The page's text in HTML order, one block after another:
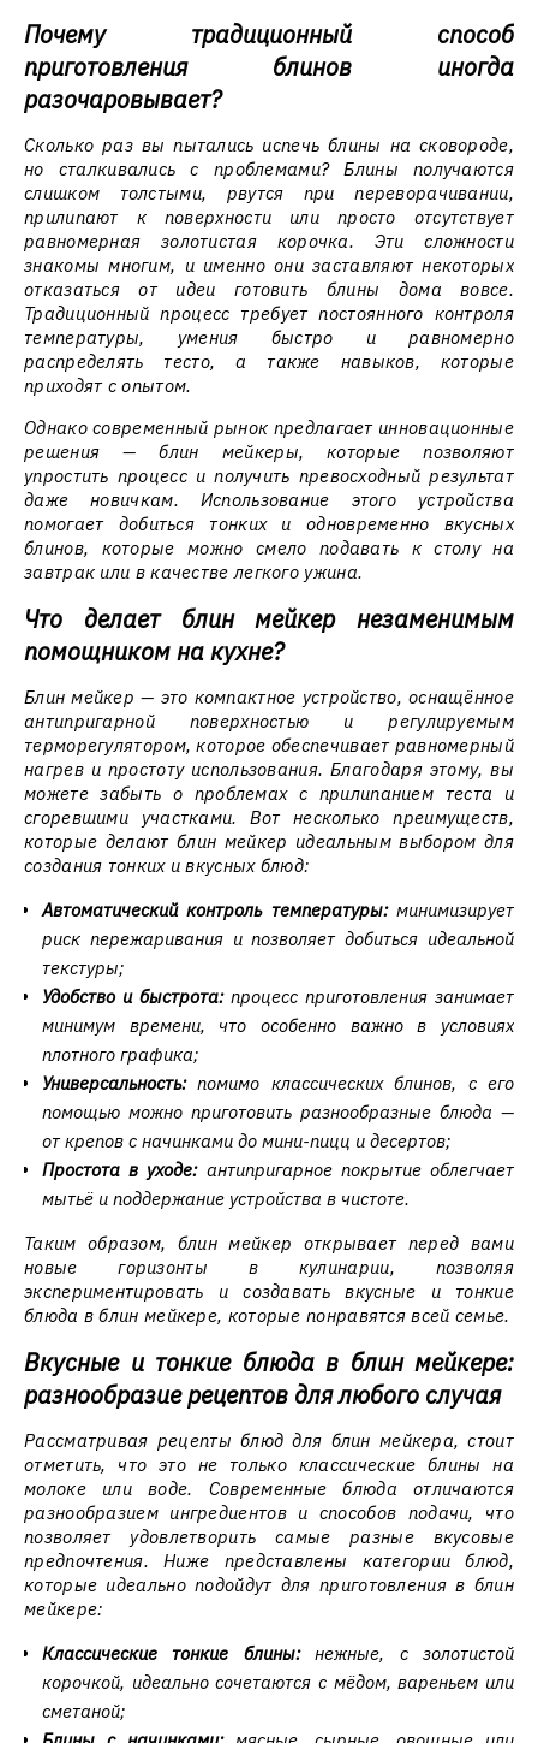
Почему традиционный способ
приготовления блинов иногда
разочаровывает?
Сколько раз вы пытались испечь блины на сковороде,
но сталкивались с проблемами? Блины получаются
слишком толстыми, рвутся при переворачивании,
прилипают к поверхности или просто отсутствует
равномерная золотистая корочка. Эти сложности
знакомы многим, и именно они заставляют некоторых
отказаться от идеи готовить блины дома вовсе.
Традиционный процесс требует постоянного контроля
температуры, умения быстро и равномерно
распределять тесто, а также навыков, которые
приходят с опытом.
Однако современный рынок предлагает инновационные
решения — блин мейкеры, которые позволяют
упростить процесс и получить превосходный результат
даже новичкам. Использование этого устройства
помогает добиться тонких и одновременно вкусных
блинов, которые можно смело подавать к столу на
завтрак или в качестве легкого ужина.
Что делает блин мейкер незаменимым
помощником на кухне?
Блин мейкер — это компактное устройство, оснащённое
антипригарной поверхностью и регулируемым
терморегулятором, которое обеспечивает равномерный
нагрев и простоту использования. Благодаря этому, вы
можете забыть о проблемах с прилипанием теста и
сгоревшими участками. Вот несколько преимуществ,
которые делают блин мейкер идеальным выбором для
создания тонких и вкусных блюд:
Автоматический контроль температуры:минимизирует
риск пережаривания и позволяет добиться идеальной
текстуры;
Удобство и быстрота:процесс приготовления занимает
минимум времени, что особенно важно в условиях
плотного графика;
Универсальность:помимо классических блинов, с его
помощью можно приготовить разнообразные блюда —
от крепов с начинками до мини-пицц и десертов;
Простота в уходе:антипригарное покрытие облегчает
мытьё и поддержание устройства в чистоте.
Таким образом, блин мейкер открывает перед вами
новые горизонты в кулинарии, позволяя
экспериментировать и создавать вкусные и тонкие
блюда в блин мейкере, которые понравятся всей семье.
Вкусные и тонкие блюда в блин мейкере:
разнообразие рецептов для любого случая
Рассматривая рецепты блюд для блин мейкера, стоит
отметить, что это не только классические блины на
молоке или воде. Современные блюда отличаются
разнообразием ингредиентов и способов подачи, что
позволяет удовлетворить самые разные вкусовые
предпочтения. Ниже представлены категории блюд,
которые идеально подойдут для приготовления в блин
мейкере:
Классические тонкие блины:нежные, с золотистой
корочкой, идеально сочетаются с мёдом, вареньем или
сметаной;